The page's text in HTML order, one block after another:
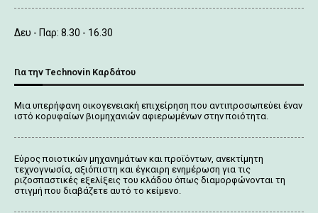
Δευ - Παρ: 8.30 - 16.30
Για την Technovin Καρδάτου
Μια υπερήφανη οικογενειακή επιχείρηση που αντιπροσωπεύει έναν
ιστό κορυφαίων βιομηχανιών αφιερωμένων στην ποιότητα.
Εύρος ποιοτικών μηχανημάτων και προϊόντων, ανεκτίμητη
τεχνογνωσία, αξιόπιστη και έγκαιρη ενημέρωση για τις
ριζοσπαστικές εξελίξεις του κλάδου όπως διαμορφώνονται τη
στιγμή που διαβάζετε αυτό το κείμενο.